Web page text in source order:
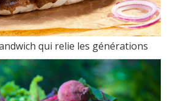
qui relie les générations